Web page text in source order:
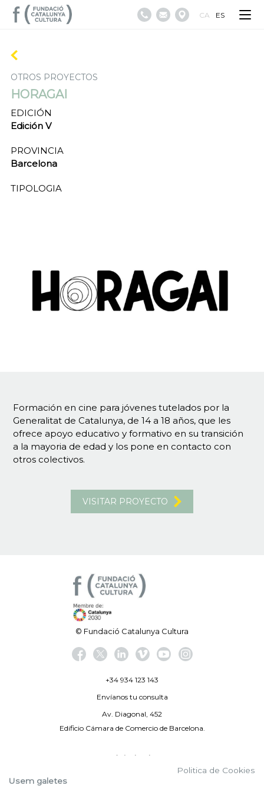
CA ES
OTROS PROYECTOS
HORAGAI
EDICIÓN
Edición V
PROVINCIA
Barcelona
TIPOLOGIA
Formación en cine para jóvenes tutelados por la
Generalitat de Catalunya, de 14 a 18 años, que les
ofrece apoyo educativo y formativo en su transición
a la mayoria de edad y los pone en contacto con
otros colectivos.
VISITAR PROYECTO
© Fundació Catalunya Cultura
+34 934 123 143
Envíanos tu consulta
Av. Diagonal, 452
Edificio Cámara de Comercio de Barcelona.
Aviso legal
Politica de Cookies
Usem galetes